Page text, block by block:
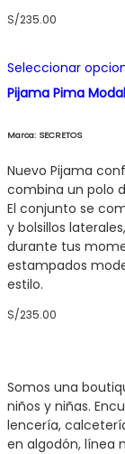
S/235.00
Seleccionar
Pijama Pima Modal
Marca: SECRETOS
Nuevo Pijama
combina un polo
El conjunto se
y bolsillos
durante tus
estampados
estilo.
S/235.00
Somos una
niños y niñas.
lencería,
en algodón, línea